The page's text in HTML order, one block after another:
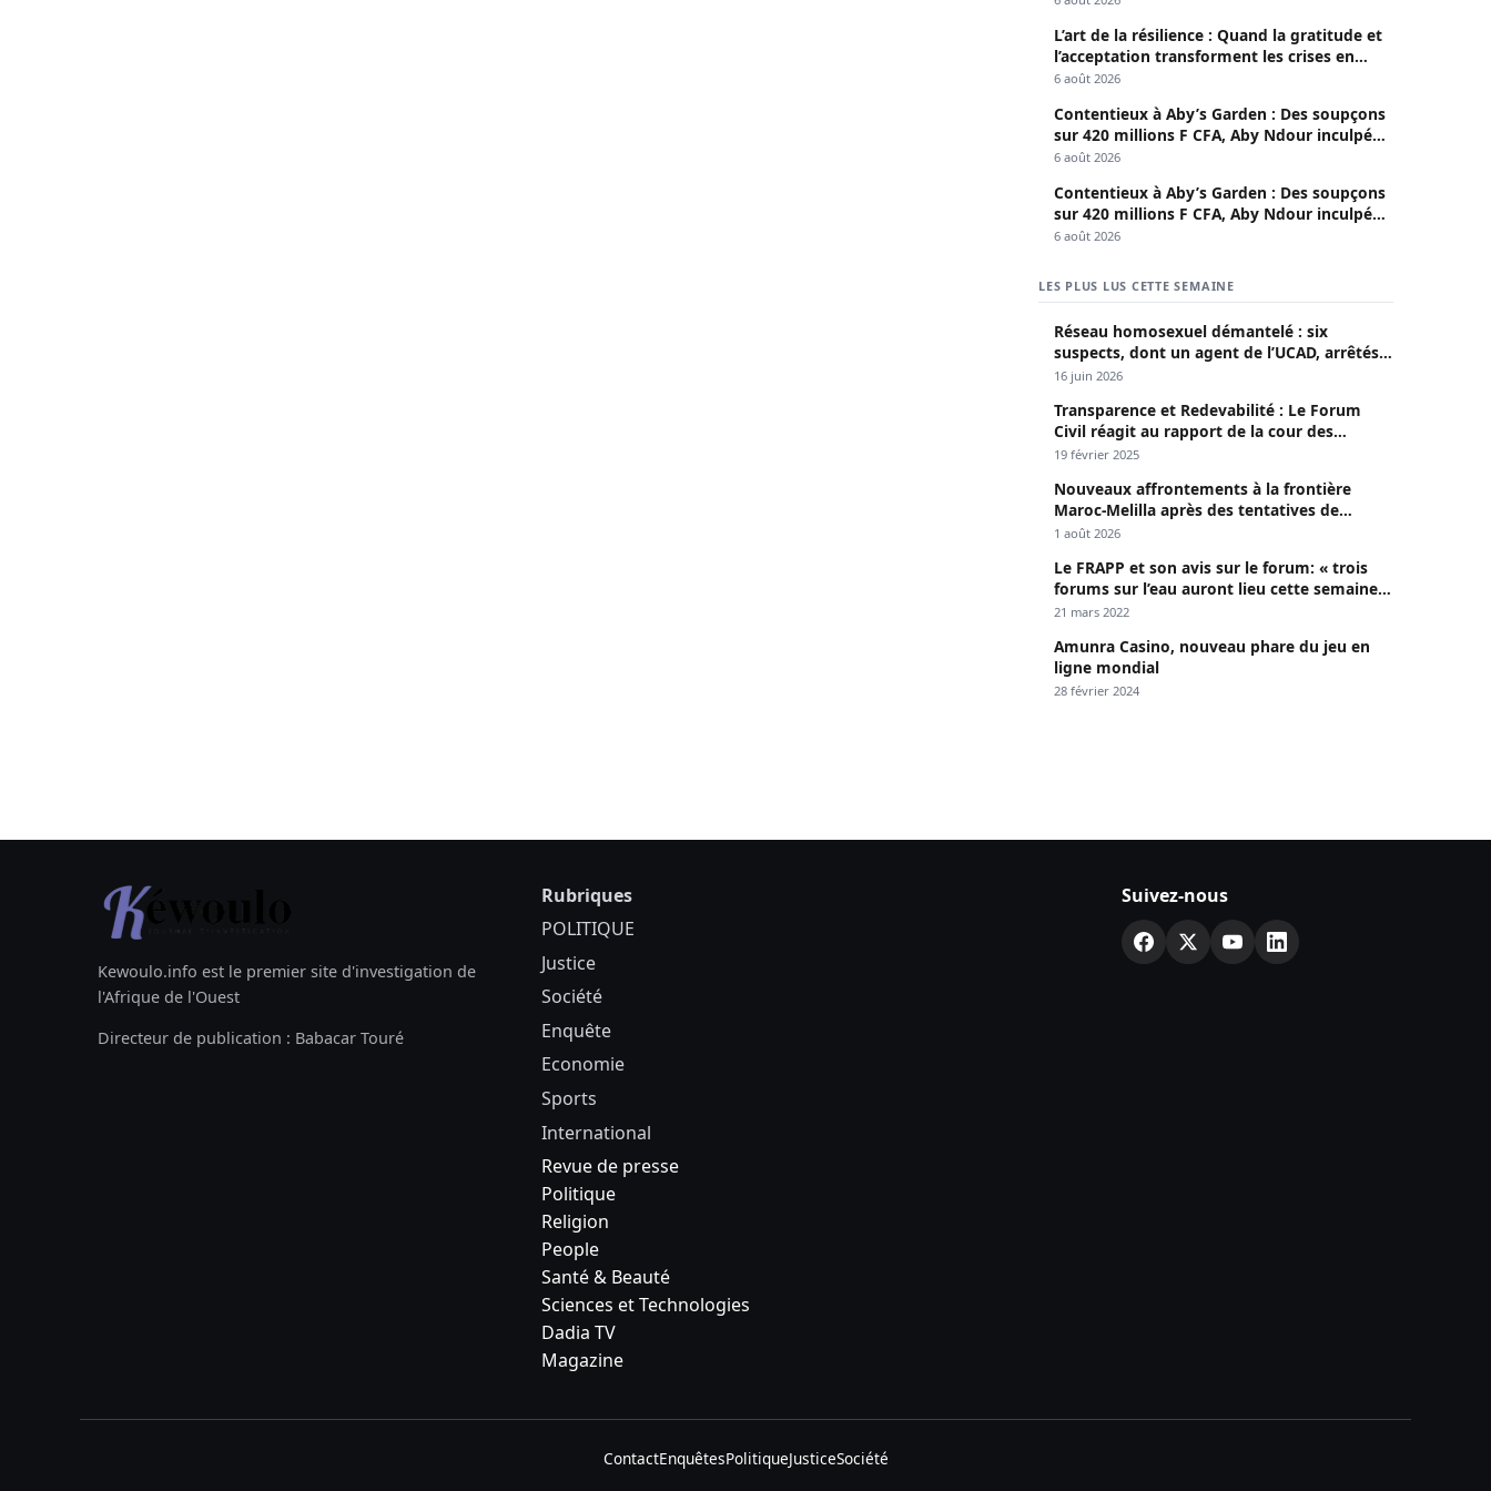
L’art de la résilience : Quand la gratitude et
l’acceptation transforment les crises en
opportunités
6 août 2026
Contentieux à Aby’s Garden : Des soupçons
sur 420 millions F CFA, Aby Ndour inculpée
pour abus de biens sociaux
6 août 2026
Contentieux à Aby’s Garden : Des soupçons
sur 420 millions F CFA, Aby Ndour inculpée
pour abus de biens sociaux
6 août 2026
LES PLUS LUS CETTE SEMAINE
Réseau homosexuel démantelé : six
suspects, dont un agent de l’UCAD, arrêtés à
Keur Massar ; l’un avoue avoir propagé le
16 juin 2026
Transparence et Redevabilité : Le Forum
Civil réagit au rapport de la cour des
comptes
19 février 2025
Nouveaux affrontements à la frontière
Maroc-Melilla après des tentatives de
passage
1 août 2026
Le FRAPP et son avis sur le forum: « trois
forums sur l’eau auront lieu cette semaine à
Dakar »
21 mars 2022
Amunra Casino, nouveau phare du jeu en
ligne mondial
28 février 2024
Kewoulo.info est le premier site d'investigation de
l'Afrique de l'Ouest
Directeur de publication : Babacar Touré
Rubriques
POLITIQUE
Justice
Société
Enquête
Economie
Sports
International
Revue de presse
Politique
Religion
People
Santé & Beauté
Sciences et Technologies
Dadia TV
Magazine
Suivez-nous
ContactEnquêtesPolitiqueJusticeSociété